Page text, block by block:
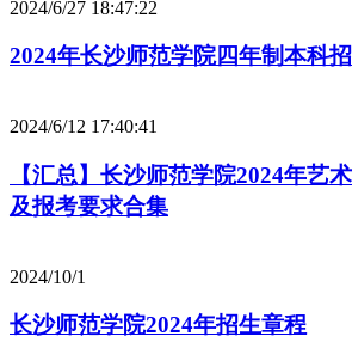
2024/6/27 18:47:22
2024年长沙师范学院四年制本科
2024/6/12 17:40:41
【汇总】长沙师范学院2024年艺
及报考要求合集
2024/10/1
长沙师范学院2024年招生章程